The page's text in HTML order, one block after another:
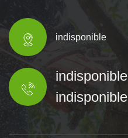
indisponible
indisponible
indisponible